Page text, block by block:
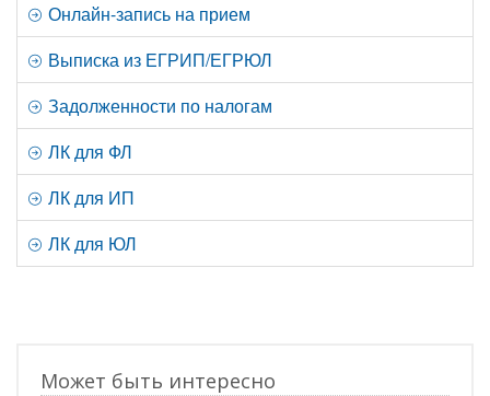
Онлайн-запись на прием
Выписка из ЕГРИП/ЕГРЮЛ
Задолженности по налогам
ЛК для ФЛ
ЛК для ИП
ЛК для ЮЛ
Может быть интересно